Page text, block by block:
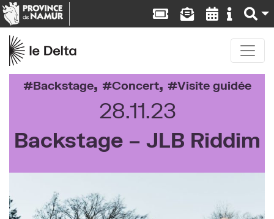
Backstage, Concert, Visite guidée
28.11.23
Backstage – JLB Riddim